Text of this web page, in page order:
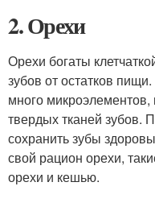
2. Орехи
Орехи богаты
зубов от остатков
много
твердых тканей зубов.
сохранить зубы
свой рацион орехи,
орехи и кешью.